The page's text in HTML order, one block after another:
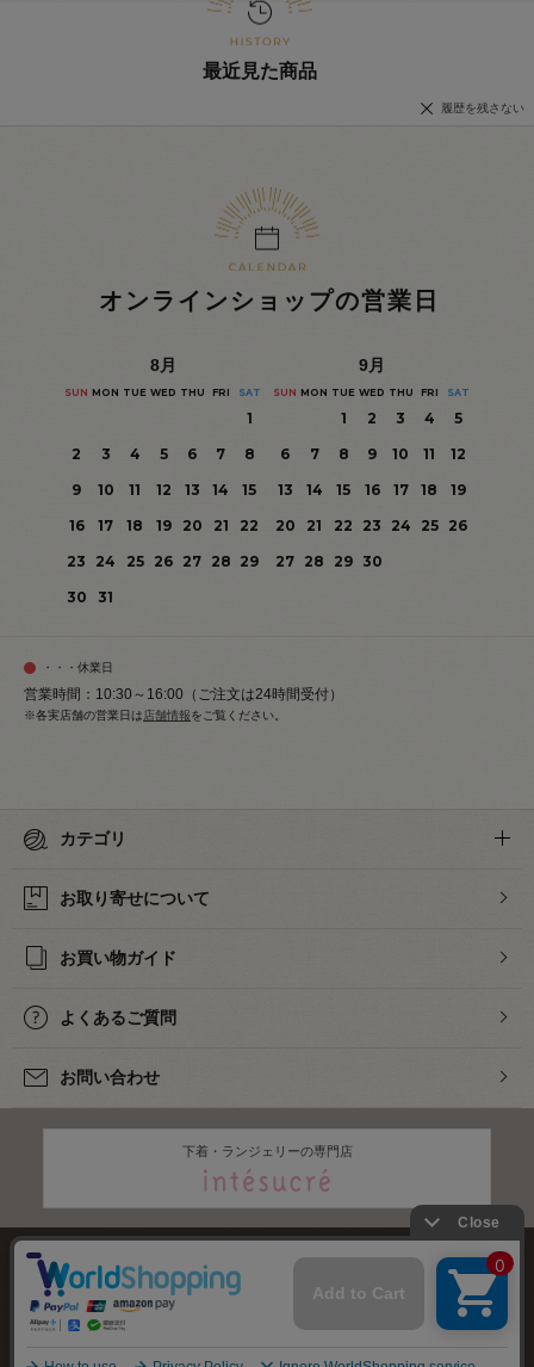
最近見た商品
履歴を残さない
オンラインショップの営業日
8月
SUN MON TUE WED THU FRI SAT
1
2
3 4 5 6 7
8
9
10 11 12 13 14
15
16
17 18 19 20 21
22
23
24 25 26 27 28 29
30
31
9月
SUN MON TUE WED THU FRI SAT
1 2 3 4
5
6
7 8 9 10 11
12
13
14 15 16 17 18
19
20
21 22 23 24 25
26
27 28 29 30
・・・休業日
営業時間：10:30～16:00（ご注文は24時間受付）
※各実店舗の営業日は 店舗情報をご覧ください。
カテゴリ
お取り寄せについて
お買い物ガイド
よくあるご質問
お問い合わせ
下着・ランジェリーの専門店
株式会社オカダヤ
特定商取引法に基づく表記 サイトマップ